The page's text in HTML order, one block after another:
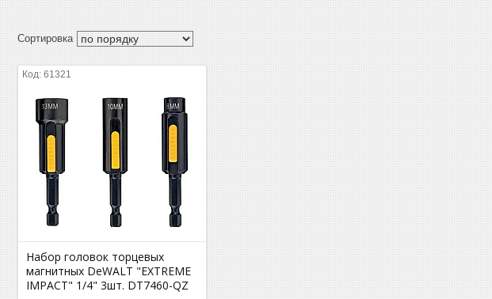
61321
Набор головок торцевых
магнитных DeWALT "EXTREME
IMPACT" 1/4" 3шт. DT7460-QZ